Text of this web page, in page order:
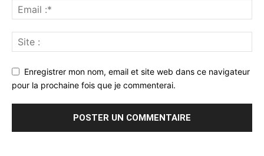
Enregistrer mon nom, email et site web dans ce navigateur
pour la prochaine fois que je commenterai.